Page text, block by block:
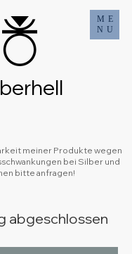
ME
NU
meiner Produkte wegen
bei Silber und
bitte anfragen!
abgeschlossen